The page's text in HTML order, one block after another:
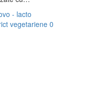
- lacto
vegetariene 0